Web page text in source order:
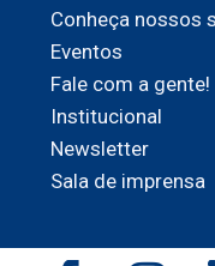
Conheça nossos
Eventos
Fale com a gente!
Institucional
Newsletter
Sala de imprensa